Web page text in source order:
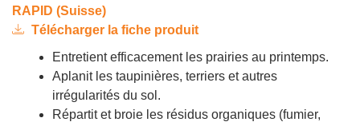
RAPID (Suisse)
Télécharger la fiche produit
Entretient efficacement les prairies au printemps.
Aplanit les taupinières, terriers et autres
irrégularités du sol.
Répartit et broie les résidus organiques (fumier,